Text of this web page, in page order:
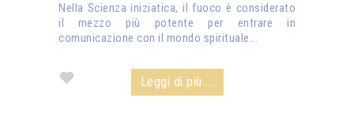
Nella Scienza iniziatica, il fuoco è considerato
il mezzo più potente per entrare in
comunicazione con il mondo spirituale...
Leggi di più ...